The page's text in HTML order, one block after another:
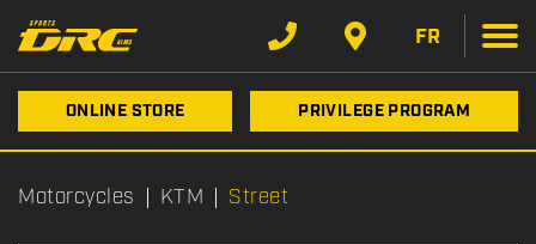
FR
ONLINE STORE PRIVILEGE PROGRAM
Motorcycles KTM Street